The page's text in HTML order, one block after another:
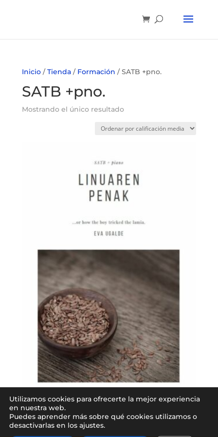
Inicio/Tienda/ Formación / SATB +pno.
SATB +pno.
Mostrando el único resultado
Linuaren penak
2,50 €
Utilizamos cookies para ofrecerte la mejor experiencia
en nuestra web.
Puedes aprender más sobre qué cookies utilizamos o
desactivarlas en los ajustes.